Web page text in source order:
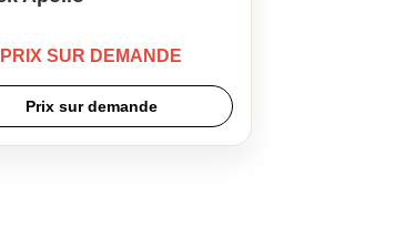
PRIX SUR DEMANDE
Prix sur demande